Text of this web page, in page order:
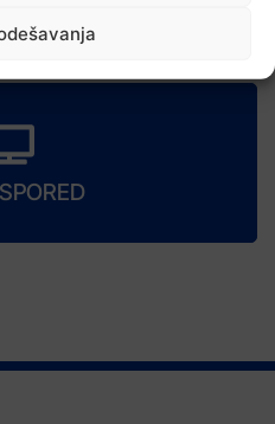
Memorijalnog centra Srebrenica